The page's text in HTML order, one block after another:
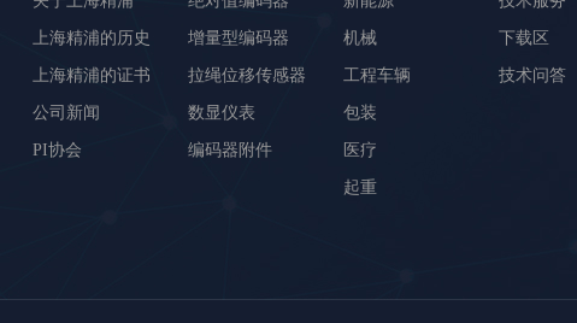
上海精浦的历史
上海精浦的证书
公司新闻
PI协会
增量型编码器
拉绳位移传感器
数显仪表
编码器附件
机械
工程车辆
包装
医疗
起重
下载区
技术问答